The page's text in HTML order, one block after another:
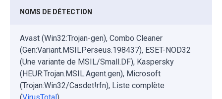
NOMS DE DÉTECTION
Avast (Win32:Trojan-gen), Combo Cleaner
(Gen:Variant.MSILPerseus.198437), ESET-NOD32
(Une variante de MSIL/Small.DF), Kaspersky
(HEUR:Trojan.MSIL.Agent.gen), Microsoft
(Trojan:Win32/Casdet!rfn), Liste complète